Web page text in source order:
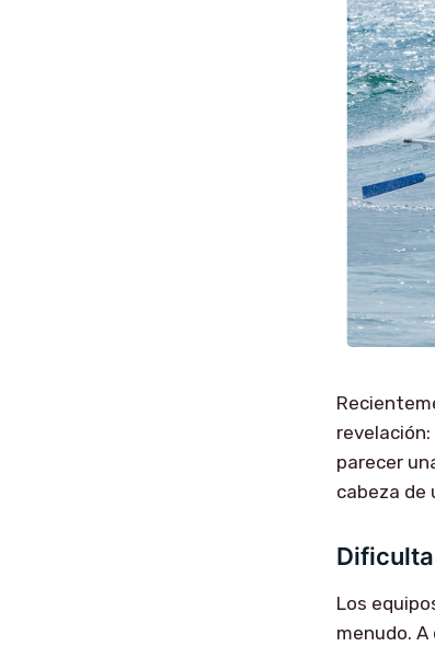
parecer
cabeza de
Los
menudo.